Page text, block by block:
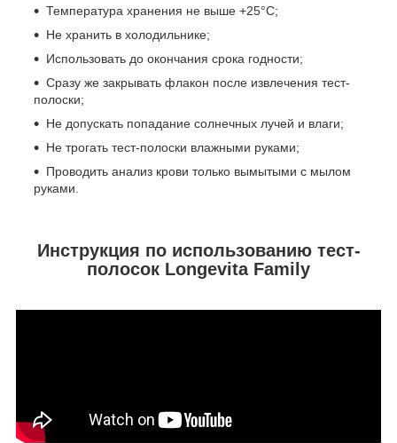
Температура хранения не выше +25°С;
Не хранить в холодильнике;
Использовать до окончания срока годности;
Сразу же закрывать флакон после извлечения тест-
полоски;
Не допускать попадание солнечных лучей и влаги;
Не трогать тест-полоски влажными руками;
Проводить анализ крови только вымытыми с мылом
руками.
Инструкция по использованию тест-
полосок Longevita Family